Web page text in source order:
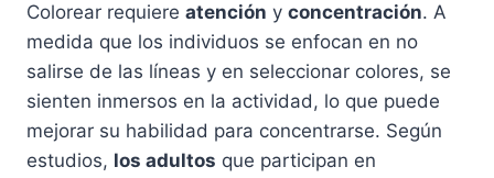
Colorear requiere atención y concentración. A
medida que los individuos se enfocan en no
salirse de las líneas y en seleccionar colores, se
sienten inmersos en la actividad, lo que puede
mejorar su habilidad para concentrarse. Según
estudios, los adultos que participan en